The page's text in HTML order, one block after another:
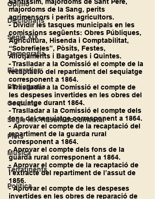
Opinió
Diccionaris
Segle XIX
Demografia
Biografies
Bibliografia
Costums
Segle XIX-Resum documental
Plets
Música
Terratinents
Política
majordoms de la Sang, perits
agrimensors i perits agricultors.
- Dividir les tasques municipals en les
comissions següents: Obres Públiques,
Agricultura, Hisenda i Comptabilitat,
“Sobrefieles”, Pòsits, Festes,
Allotjaments i Bagatges i Quintes.
- Traslladar a la Comissió el compte de la
recaptació del repartiment del sequiatge
corresponent a 1864.
- Traslladar a la Comissió el compte de
les despeses invertides en les obres del
sequiatge durant 1864.
- Traslladar a la Comissió el compte dels
fons del sequiatge corresponent a 1864.
- Aprovar el compte de la recaptació del
repartiment de la guarda rural
corresponent a 1864.
- Aprovar el compte dels fons de la
guarda rural corresponent a 1864.
- Aprovar el compte de la recaptació de
l’extracte del repartiment de l’assut de
1856.
- Aprovar el compte de les despeses
invertides en les obres de reparació de